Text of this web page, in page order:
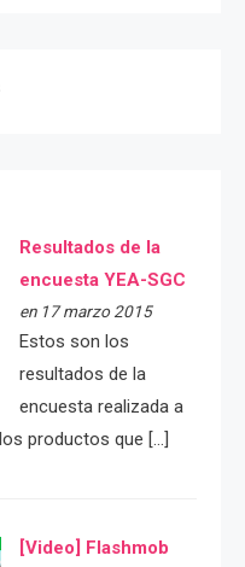
Resultados de la
encuesta YEA-SGC
en 17 marzo 2015
Estos son los
resultados de la
encuesta realizada a
productos que […]
[Video] Flashmob